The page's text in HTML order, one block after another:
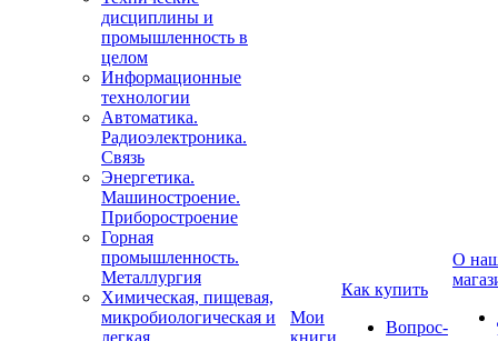
дисциплины и
промышленность в
целом
Информационные
технологии
Автоматика.
Радиоэлектроника.
Связь
Энергетика.
Машиностроение.
Приборостроение
Горная
промышленность.
Металлургия
Химическая, пищевая,
микробиологическая и
легкая
Мои
книги
Как купить
Вопрос-
О